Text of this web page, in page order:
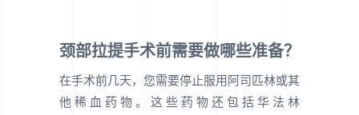
颈部拉提手术前需要做哪些准备？
在手术前几天，您需要停止服用阿司匹林或其
他稀血药物。这些药物还包括华法林